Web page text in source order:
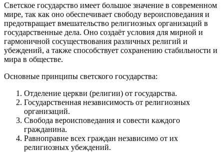
Светское государство имеет большое значение в современном
мире, так как оно обеспечивает свободу вероисповедания и
предотвращает вмешательство религиозных организаций в
государственные дела. Оно создаёт условия для мирной и
гармоничной сосуществования различных религий и
убеждений, а также способствует сохранению стабильности и
мира в обществе.
Основные принципы светского государства:
Отделение церкви (религии) от государства.
Государственная независимость от религиозных
организаций.
Свобода вероисповедания и совести каждого
гражданина.
Равноправие всех граждан независимо от их
религиозных убеждений.